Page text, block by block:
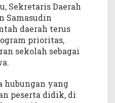
Sekretaris Daerah
Samasudin
daerah terus
prioritas,
sekolah sebagai
hubungan yang
peserta didik, di